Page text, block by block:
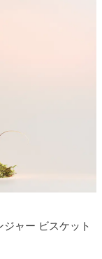
ャー ビスケット